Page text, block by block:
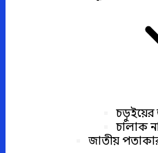
চড়ুইয়ের
চালাক
জাতীয়